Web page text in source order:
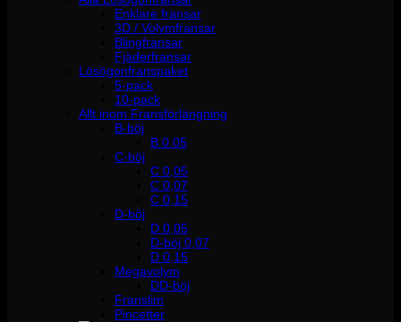
Enklare fransar
3D / Volymfransar
Blingfransar
Fjäderfransar
Lösögonfranspaket
5-pack
10-pack
Allt inom Fransförlängning
B-böj
B 0.05
C-böj
C 0,05
C 0,07
C 0,15
D-böj
D 0,05
D-böj 0,07
D 0,15
Megavolym
DD-böj
Franslim
Pincetter